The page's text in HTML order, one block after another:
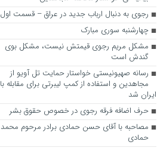
رجوی به دنبال ارباب جدید در عراق – قسمت اول
چهارشنبه سوری مبارک
مشکل مریم رجوی قیمتش نیست، مشکل بوی
گندش است
رسانه صهیونیستی خواستار حمایت تل آویو از
مجاهدین و استفاده از کمپ لیبرتی برای مقابله با
ایران شد
حرف اضافه فرقه رجوی در خصوص حقوق بشر
مصاحبه با آقای حسن حمادی برادر مرحوم محمد
حمادی